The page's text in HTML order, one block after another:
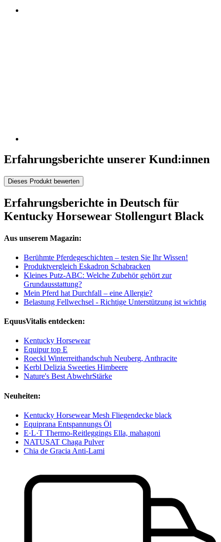
Erfahrungsberichte unserer Kund:innen
Dieses Produkt bewerten
Erfahrungsberichte in Deutsch für
Kentucky Horsewear Stollengurt Black
Aus unserem Magazin:
Berühmte Pferdegeschichten – testen Sie Ihr Wissen!
Produktvergleich Eskadron Schabracken
Kleines Putz-ABC: Welche Zubehör gehört zur
Grundausstattung?
Mein Pferd hat Durchfall – eine Allergie?
Belastung Fellwechsel - Richtige Unterstützung ist wichtig
EquusVitalis entdecken:
Kentucky Horsewear
Equipur top E
Roeckl Winterreithandschuh Neuberg, Anthracite
Kerbl Delizia Sweeties Himbeere
Nature's Best AbwehrStärke
Neuheiten:
Kentucky Horsewear Mesh Fliegendecke black
Equiprana Entspannungs Öl
E·L·T Thermo-Reitleggings Ella, mahagoni
NATUSAT Chaga Pulver
Chia de Gracia Anti-Lami